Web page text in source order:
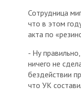
Сотрудница
что в этом
акта по
- Ну
ничего не
бездействии
что УК